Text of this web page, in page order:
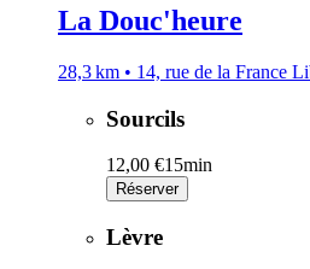
La Douc'heure
28,3 km • 14, rue de la France
Sourcils
12,00 €15min
Réserver
Lèvre